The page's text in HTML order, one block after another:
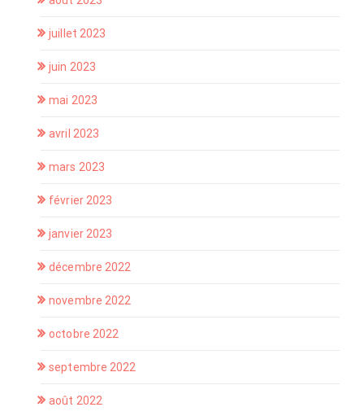
juillet 2023
juin 2023
mai 2023
avril 2023
mars 2023
février 2023
janvier 2023
décembre 2022
novembre 2022
octobre 2022
septembre 2022
août 2022